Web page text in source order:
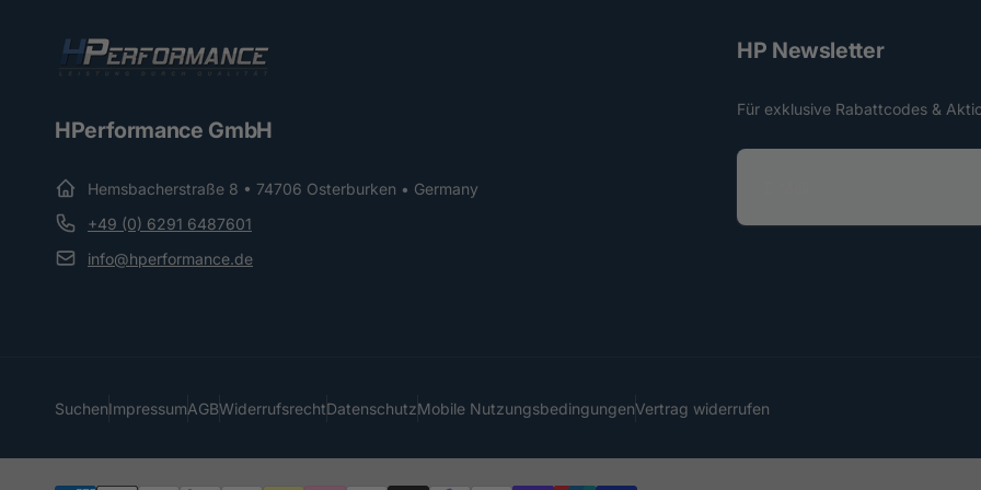
HPerformance GmbH
Hemsbacherstraße 8 • 74706 Osterburken • Germany
+49 (0) 6291 6487601
info@hperformance.de
HP Newsletter
Für exklusive Rabattcodes &
E
SuchenImpressumAGBWiderrufsrechtDatenschutzMobile NutzungsbedingungenVertrag widerrufen